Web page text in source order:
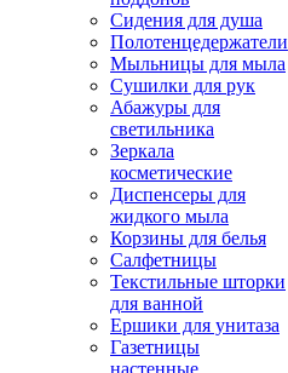
Сидения для душа
Полотенцедержатели
Мыльницы для мыла
Сушилки для рук
Абажуры для
светильника
Зеркала
косметические
Диспенсеры для
жидкого мыла
Корзины для белья
Салфетницы
Текстильные шторки
для ванной
Ершики для унитаза
Газетницы
настенные